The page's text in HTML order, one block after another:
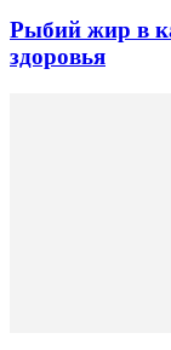
Рыбий жир в
здоровья